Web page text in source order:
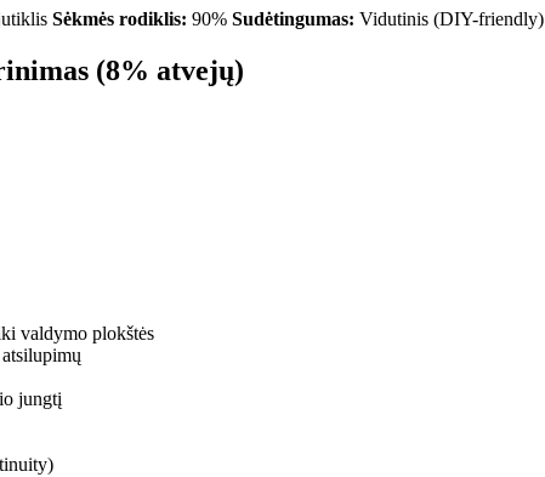
Sėkmės rodiklis: 90% Sudėtingumas: Vidutinis (DIY-friendly)
(8% atvejų)
valdymo plokštės
jungtį